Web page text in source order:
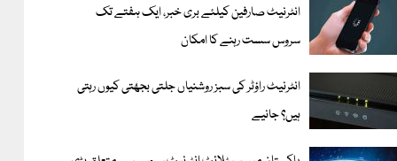
انٹرنیٹ صارفین کیلئے بری خبر، ایک ہفتے تک
سروس سست رہنے کا امکان
انٹرنیٹ راؤٹر کی سبز روشنیاں جلتی بجھتی کیوں رہتی
ہیں؟ جانیے